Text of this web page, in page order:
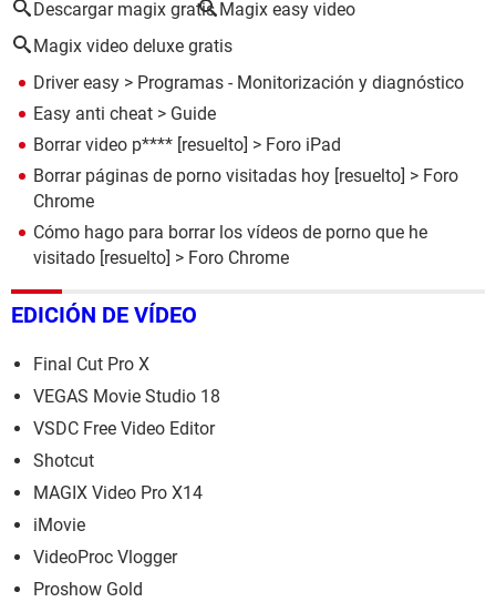
Descargar magix gratis Magix easy video
Magix video deluxe gratis
Driver easy > Programas - Monitorización y diagnóstico
Easy anti cheat > Guide
Borrar video p**** [resuelto] > Foro iPad
Borrar páginas de porno visitadas hoy [resuelto] > Foro
Chrome
Cómo hago para borrar los vídeos de porno que he
visitado [resuelto] > Foro Chrome
EDICIÓN DE VÍDEO
Final Cut Pro X
VEGAS Movie Studio 18
VSDC Free Video Editor
Shotcut
MAGIX Video Pro X14
iMovie
VideoProc Vlogger
Proshow Gold